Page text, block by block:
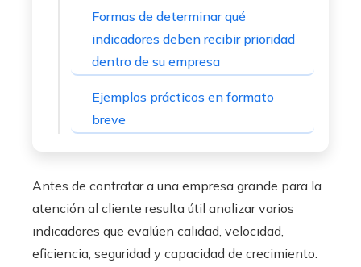
Formas de determinar qué
indicadores deben recibir prioridad
dentro de su empresa
Ejemplos prácticos en formato
breve
Antes de contratar a una empresa grande para la
atención al cliente resulta útil analizar varios
indicadores que evalúen calidad, velocidad,
eficiencia, seguridad y capacidad de crecimiento.